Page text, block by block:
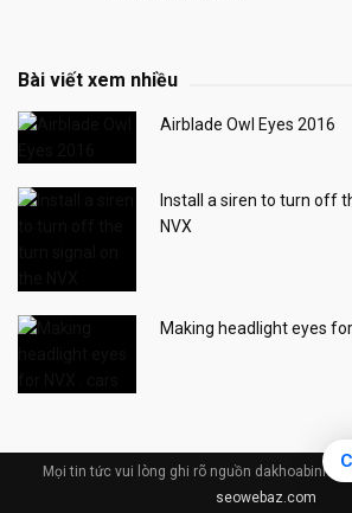
Bài viết xem nhiều
Airblade Owl Eyes 2016
Install a siren to turn off
NVX
Making headlight eyes
Mọi tin tức vui lòng ghi rõ nguồn
seowebaz.com